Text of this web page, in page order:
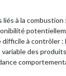
liés à la
difficile à contrôler :
des